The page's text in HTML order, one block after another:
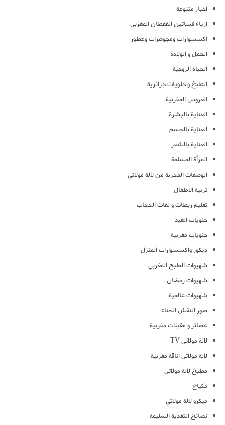
أخبار متنوعة
ازياء فساتين القفطان المغربي
اكسسوارات ومجوهرات وعطور
الحمل و الولادة
الحياة الزوجية
الطبخ و حلويات جزائرية
العروس المغربية
العناية بالبشرة
العناية بالجسم
العناية بالشعر
المرأة المسلمة
الوصفات المجربة من لالة مولاتي
تربية الاطفال
تعليم ربطات و لفات الحجاب
حلويات العيد
حلويات مغربية
ديكور واكسسوارات المنزل
شهيوات الطبخ المغربي
شهيوات رمضان
شهيوات عالمية
صور النقش الحناء
عصائر و مقبلات مغربية
لالة مولاتي TV
لالة مولاتي اناقة مغربية
مطبخ لالة مولاتي
مكياج
ميكرو لالة مولاتي
نصائح التغذية السليمة